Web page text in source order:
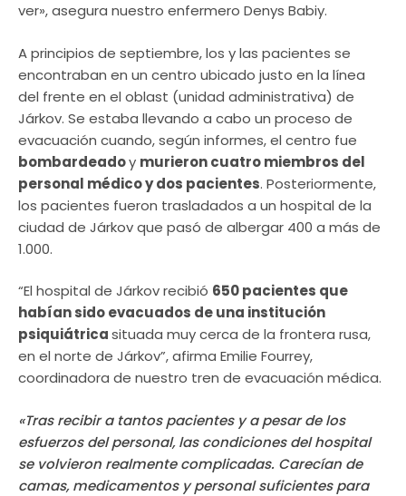
ver», asegura nuestro enfermero Denys Babiy.
A principios de septiembre, los y las pacientes se
encontraban en un centro ubicado justo en la línea
del frente en el oblast (unidad administrativa) de
Járkov. Se estaba llevando a cabo un proceso de
evacuación cuando, según informes, el centro fue
bombardeadoy murieron cuatro miembros del
personal médico y dos pacientes. Posteriormente,
los pacientes fueron trasladados a un hospital de la
ciudad de Járkov que pasó de albergar 400 a más de
1.000.
“El hospital de Járkov recibió 650 pacientes que
habían sido evacuados de una institución
psiquiátricasituada muy cerca de la frontera rusa,
en el norte de Járkov”, afirma Emilie Fourrey,
coordinadora de nuestro tren de evacuación médica.
«Tras recibir a tantos pacientes y a pesar de los
esfuerzos del personal, las condiciones del hospital
se volvieron realmente complicadas. Carecían de
camas, medicamentos y personal suficientes para